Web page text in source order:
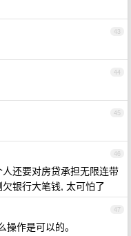
43
44
45
46
还要对房贷承担无限连带
银行大笔钱, 太可怕了
47
作是可以的。